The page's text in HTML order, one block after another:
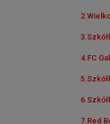
4.FC
7.Red